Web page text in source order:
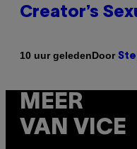
Creator’s
10 uur geledenDoor
MEER
VAN VICE